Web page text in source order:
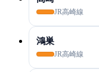
JR高崎線
鴻巣
JR高崎線